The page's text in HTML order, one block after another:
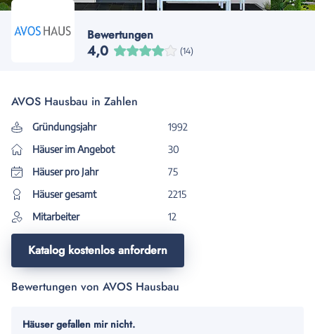
Bewertungen
4,0 (14)
AVOS Hausbau in Zahlen
Gründungsjahr
1992
Häuser im Angebot
30
Häuser pro Jahr
75
Häuser gesamt
2215
Mitarbeiter
12
Katalog kostenlos anfordern
Bewertungen von AVOS Hausbau
Häuser gefallen mir nicht.